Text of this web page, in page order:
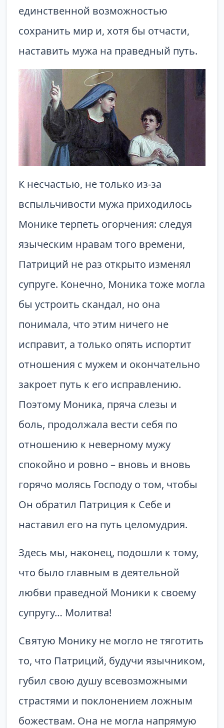
единственной возможностью
сохранить мир и, хотя бы отчасти,
наставить мужа на праведный путь.
К несчастью, не только из-за
вспыльчивости мужа приходилось
Монике терпеть огорчения: следуя
языческим нравам того времени,
Патриций не раз открыто изменял
супруге. Конечно, Моника тоже могла
бы устроить скандал, но она
понимала, что этим ничего не
исправит, а только опять испортит
отношения с мужем и окончательно
закроет путь к его исправлению.
Поэтому Моника, пряча слезы и
боль, продолжала вести себя по
отношению к неверному мужу
спокойно и ровно – вновь и вновь
горячо молясь Господу о том, чтобы
Он обратил Патриция к Себе и
наставил его на путь целомудрия.
Здесь мы, наконец, подошли к тому,
что было главным в деятельной
любви праведной Моники к своему
супругу… Молитва!
Святую Монику не могло не тяготить
то, что Патриций, будучи язычником,
губил свою душу всевозможными
страстями и поклонением ложным
божествам. Она не могла напрямую